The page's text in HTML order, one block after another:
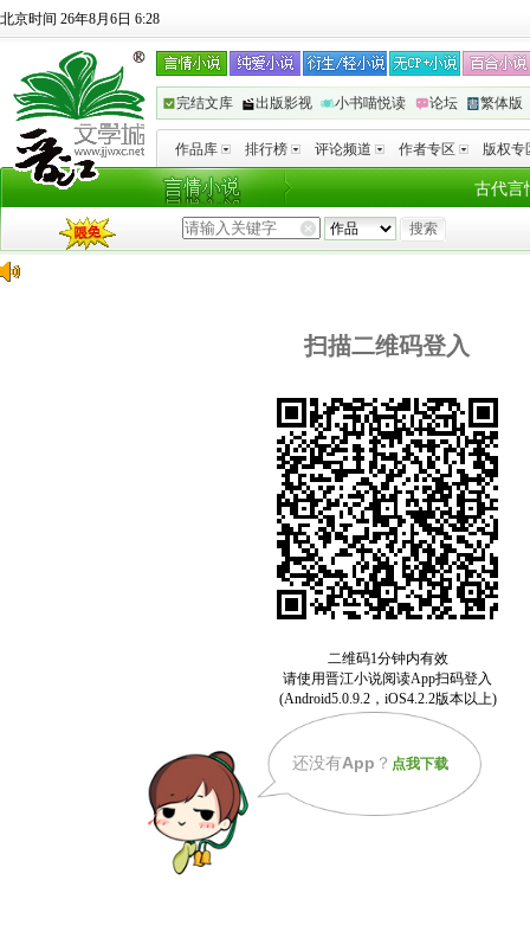
北京时间 26年8月6日 6:28
完结文库 出版影视 小书喵悦读 论坛 繁体版
作品库 排行榜 评论频道 作者专区 版权专
古代言
扫描二维码登入
还没有App ？ 点我下载